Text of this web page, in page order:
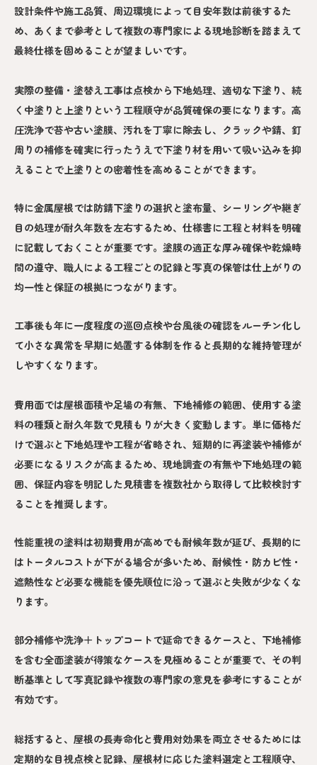
設計条件や施工品質、周辺環境によって目安年数は前後するた
め、あくまで参考として複数の専門家による現地診断を踏まえて
最終仕様を固めることが望ましいです。
実際の整備・塗替え工事は点検から下地処理、適切な下塗り、続
く中塗りと上塗りという工程順守が品質確保の要になります。高
圧洗浄で苔や古い塗膜、汚れを丁寧に除去し、クラックや錆、釘
周りの補修を確実に行ったうえで下塗り材を用いて吸い込みを抑
えることで上塗りとの密着性を高めることができます。
特に金属屋根では防錆下塗りの選択と塗布量、シーリングや継ぎ
目の処理が耐久年数を左右するため、仕様書に工程と材料を明確
に記載しておくことが重要です。塗膜の適正な厚み確保や乾燥時
間の遵守、職人による工程ごとの記録と写真の保管は仕上がりの
均一性と保証の根拠につながります。
工事後も年に一度程度の巡回点検や台風後の確認をルーチン化し
て小さな異常を早期に処置する体制を作ると長期的な維持管理が
しやすくなります。
費用面では屋根面積や足場の有無、下地補修の範囲、使用する塗
料の種類と耐久年数で見積もりが大きく変動します。単に価格だ
けで選ぶと下地処理や工程が省略され、短期的に再塗装や補修が
必要になるリスクが高まるため、現地調査の有無や下地処理の範
囲、保証内容を明記した見積書を複数社から取得して比較検討す
ることを推奨します。
性能重視の塗料は初期費用が高めでも耐候年数が延び、長期的に
はトータルコストが下がる場合が多いため、耐候性・防カビ性・
遮熱性など必要な機能を優先順位に沿って選ぶと失敗が少なくな
ります。
部分補修や洗浄＋トップコートで延命できるケースと、下地補修
を含む全面塗装が得策なケースを見極めることが重要で、その判
断基準として写真記録や複数の専門家の意見を参考にすることが
有効です。
総括すると、屋根の長寿命化と費用対効果を両立させるためには
定期的な目視点検と記録、屋根材に応じた塗料選定と工程順守、